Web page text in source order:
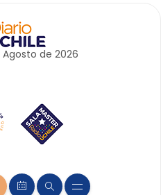
Agosto de 2026